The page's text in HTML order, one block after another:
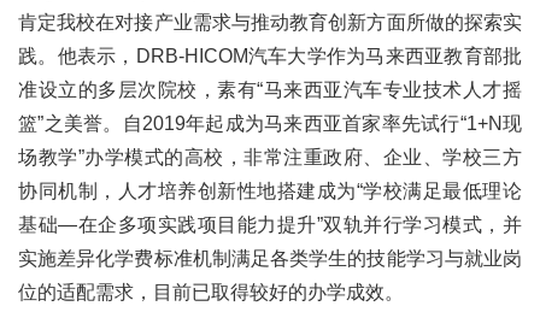
肯定我校在对接产业需求与推动教育创新方面所做的探索实
践。他表示，DRB-HICOM汽车大学作为马来西亚教育部批
准设立的多层次院校，素有“马来西亚汽车专业技术人才摇
篮”之美誉。自2019年起成为马来西亚首家率先试行“1+N现
场教学”办学模式的高校，非常注重政府、企业、学校三方
协同机制，人才培养创新性地搭建成为“学校满足最低理论
基础—在企多项实践项目能力提升”双轨并行学习模式，并
实施差异化学费标准机制满足各类学生的技能学习与就业岗
位的适配需求，目前已取得较好的办学成效。